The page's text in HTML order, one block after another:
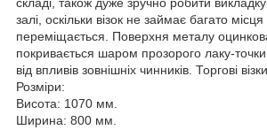
залі, оскільки візок не займає багато
переміщається. Поверхня металу
покривається шаром прозорого лаку-
від впливів зовнішніх чинників. Торгові
Розміри:
Висота: 1070 мм.
Ширина: 800 мм.